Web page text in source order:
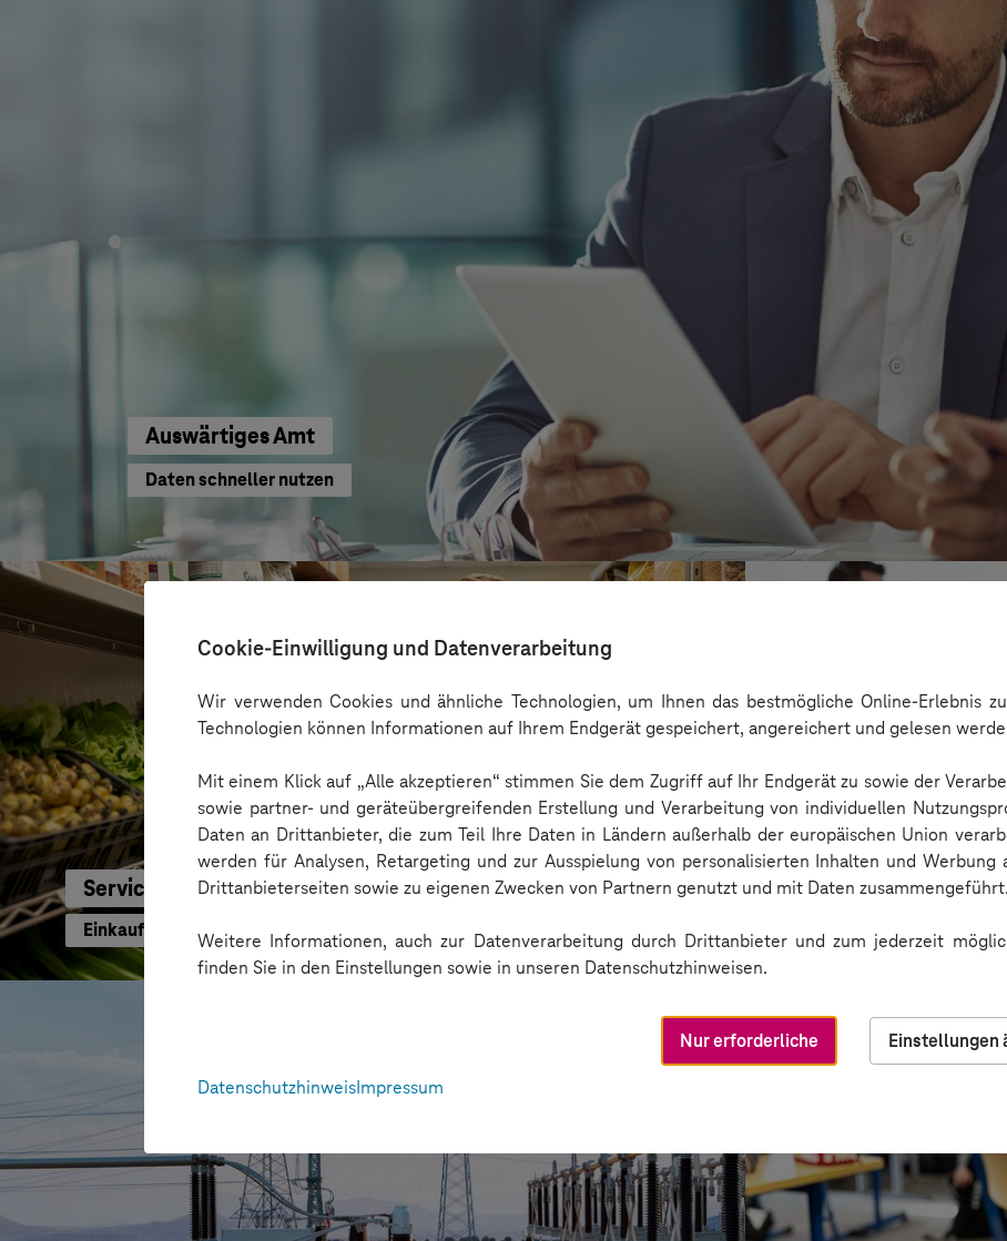
Cookie-Einwilligung und Datenverarbeitung
Wir verwenden Cookies und ähnliche Technologien, um Ihnen das bestmögliche Online-Erlebnis
Technologien können Informationen auf Ihrem Endgerät gespeichert, angereichert und gelesen
Mit einem Klick auf „Alle akzeptieren“ stimmen Sie dem Zugriff auf Ihr Endgerät zu sowie der
sowie partner- und geräteübergreifenden Erstellung und Verarbeitung von individuellen
Daten an Drittanbieter, die zum Teil Ihre Daten in Ländern außerhalb der europäischen Union
werden für Analysen, Retargeting und zur Ausspielung von personalisierten Inhalten und
Drittanbieterseiten sowie zu eigenen Zwecken von Partnern genutzt und mit Daten zusammengeführt.
Weitere Informationen, auch zur Datenverarbeitung durch Drittanbieter und zum jederzeit
finden Sie in den Einstellungen sowie in unseren Datenschutzhinweisen.
Nur erforderliche
Einstellungen
DatenschutzhinweisImpressum
Auswärtiges Amt
Daten schneller nutzen
Service-Bund
Einkaufen mit KI neu gedacht
Kreis Bergstraße
KI für moderne